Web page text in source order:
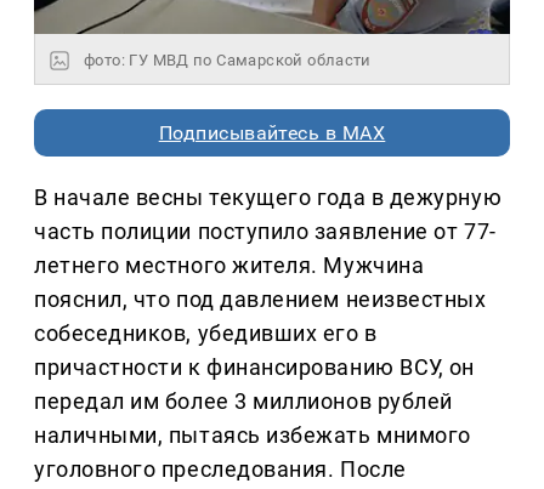
фото: ГУ МВД по Самарской области
Подписывайтесь в MAX
В начале весны текущего года в дежурную
часть полиции поступило заявление от 77-
летнего местного жителя. Мужчина
пояснил, что под давлением неизвестных
собеседников, убедивших его в
причастности к финансированию ВСУ, он
передал им более 3 миллионов рублей
наличными, пытаясь избежать мнимого
уголовного преследования. После